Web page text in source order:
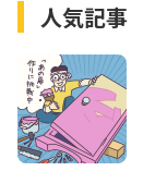
人気記事